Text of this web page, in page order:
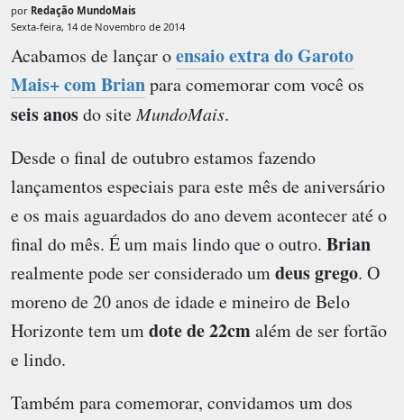
por Redação MundoMais
Sexta-feira, 14 de Novembro de 2014
Acabamos de lançar oensaio extra do Garoto
Mais+ com Brianpara comemorar com você os
seis anosdo siteMundoMais.
Desde o final de outubro estamos fazendo
lançamentos especiais para este mês de aniversário
e os mais aguardados do ano devem acontecer até o
final do mês. É um mais lindo que o outro. Brian
realmente pode ser considerado umdeus grego. O
moreno de 20 anos de idade e mineiro de Belo
Horizonte tem umdote de 22cmalém de ser fortão
e lindo.
Também para comemorar, convidamos um dos